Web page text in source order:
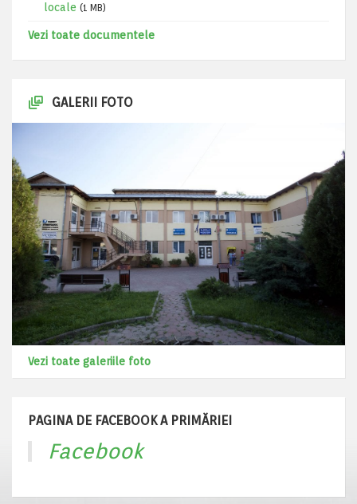
locale (1 MB)
Vezi toate documentele
GALERII FOTO
Vezi toate galeriile foto
PAGINA DE FACEBOOK A PRIMĂRIEI
Facebook